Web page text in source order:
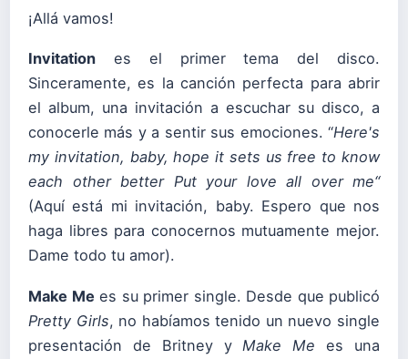
¡Allá vamos!
Invitation es el primer tema del disco.
Sinceramente, es la canción perfecta para abrir
el album, una invitación a escuchar su disco, a
conocerle más y a sentir sus emociones. “Here's
my invitation, baby, hope it sets us free to know
each other better Put your love all over me“
(Aquí está mi invitación, baby. Espero que nos
haga libres para conocernos mutuamente mejor.
Dame todo tu amor).
Make Me es su primer single. Desde que publicó
Pretty Girls, no habíamos tenido un nuevo single
presentación de Britney y Make Me es una